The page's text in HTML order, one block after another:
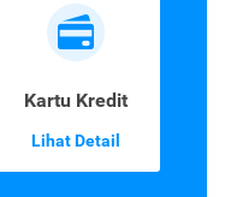
Kartu Kredit
Lihat Detail